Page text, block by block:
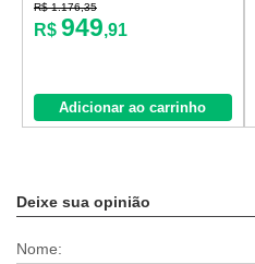
R$ 1.176,35
R$ 949,91
Adicionar ao carrinho
Deixe sua opinião
Nome: